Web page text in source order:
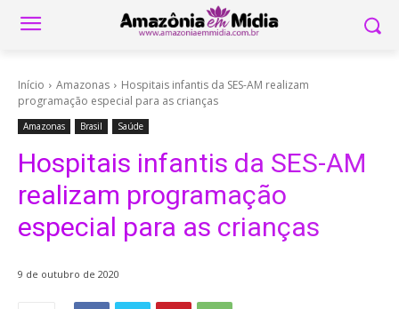
Início Amazonas
Hospitais infantis da SES-AM realizam
programação especial para as crianças
Amazonas Brasil Saúde
Hospitais infantis da SES-AM
realizam programação
especial para as crianças
9 de outubro de 2020